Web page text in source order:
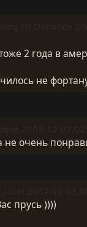
2 года в
не
не очень
прусь ))))